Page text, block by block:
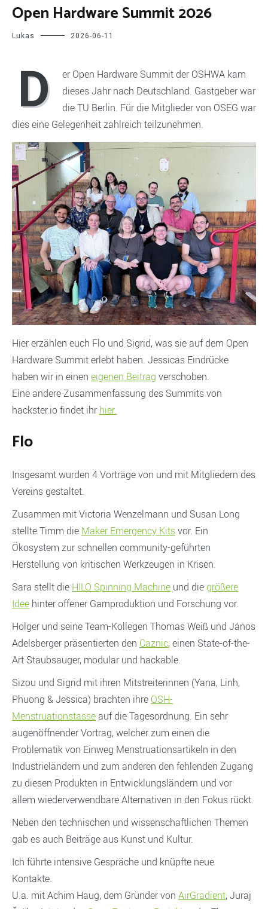
Open Hardware Summit 2026
Lukas 2026-06-11
D
er Open Hardware Summit der OSHWA kam
dieses Jahr nach Deutschland. Gastgeber war
die TU Berlin. Für die Mitglieder von OSEG war
dies eine Gelegenheit zahlreich teilzunehmen.
Hier erzählen euch Flo und Sigrid, was sie auf dem Open
Hardware Summit erlebt haben. Jessicas Eindrücke
haben wir in einen eigenen Beitrag verschoben.
Eine andere Zusammenfassung des Summits von
hackster.io findet ihrhier.
Flo
Insgesamt wurden 4 Vorträge von und mit Mitgliedern des
Vereins gestaltet.
Zusammen mit Victoria Wenzelmann und Susan Long
stellte Timm die Maker Emergency Kitsvor. Ein
Ökosystem zur schnellen community-geführten
Herstellung von kritischen Werkzeugen in Krisen.
Sara stellt die HILO Spinning Machine und die größere
Idee hinter offener Garnproduktion und Forschung vor.
Holger und seine Team-Kollegen Thomas Weiß und János
Adelsberger präsentierten den Caznic, einen State-of-the-
Art Staubsauger, modular und hackable.
Sizou und Sigrid mit ihren Mitstreiterinnen (Yana, Linh,
Phuong & Jessica) brachten ihre OSH-
Menstruationstasseauf die Tagesordnung. Ein sehr
augenöffnender Vortrag, welcher zum einen die
Problematik von Einweg Menstruationsartikeln in den
Industrieländern und zum anderen den fehlenden Zugang
zu diesen Produkten in Entwicklungsländern und vor
allem wiederverwendbare Alternativen in den Fokus rückt.
Neben den technischen und wissenschaftlichen Themen
gab es auch Beiträge aus Kunst und Kultur.
Ich führte intensive Gespräche und knüpfte neue
Kontakte.
U.a. mit Achim Haug, dem Gründer von AirGradient, Juraj